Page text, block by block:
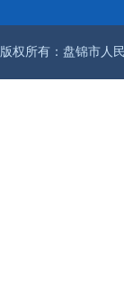
版权所有：盘锦市人